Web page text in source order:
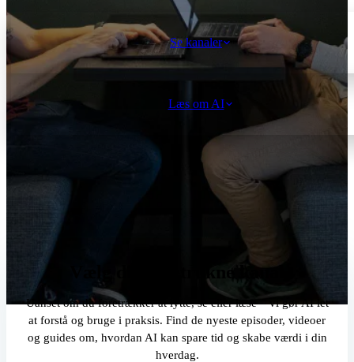
Se kanaler
Læs om AI
Vælg din foretrukne kanal
Uanset om du foretrækker at lytte, se eller læse – vi gør AI let
at forstå og bruge i praksis. Find de nyeste episoder, videoer
og guides om, hvordan AI kan spare tid og skabe værdi i din
hverdag.